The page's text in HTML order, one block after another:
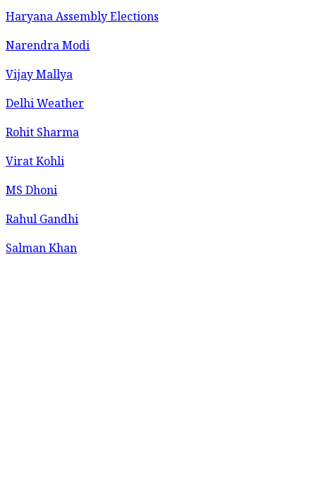
Haryana Assembly Elections
Narendra Modi
Vijay Mallya
Delhi Weather
Rohit Sharma
Virat Kohli
MS Dhoni
Rahul Gandhi
Salman Khan